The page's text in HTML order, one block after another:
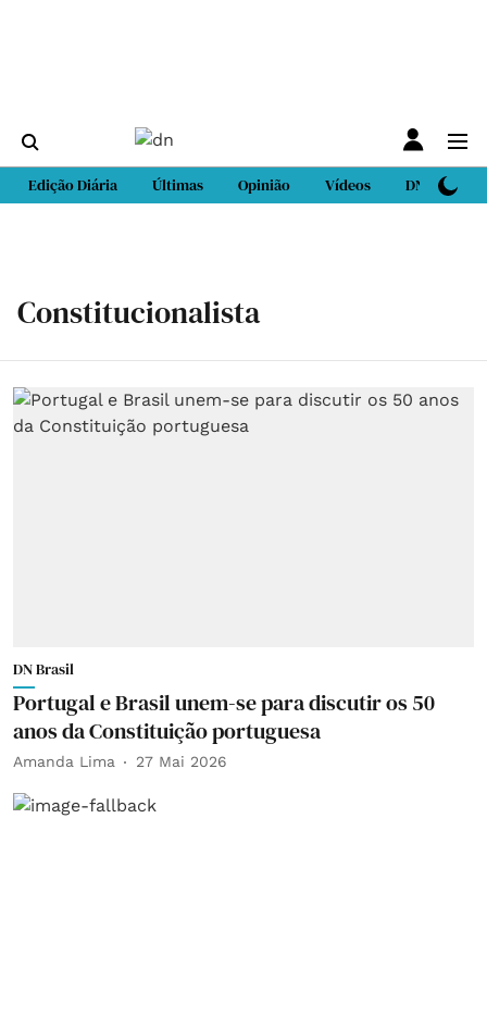
Edição Diária Últimas Opinião Vídeos DN Sport
Constitucionalista
DN Brasil
Portugal e Brasil unem-se para discutir os 50
anos da Constituição portuguesa
Amanda Lima 27 Mai 2026